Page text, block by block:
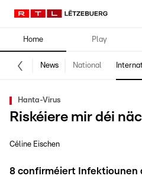
Home Play
News National
Hanta-Virus
Riskéiere mir déi
Céline Eischen
8 confirméiert Infektiounen